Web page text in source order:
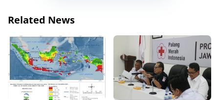
Related News